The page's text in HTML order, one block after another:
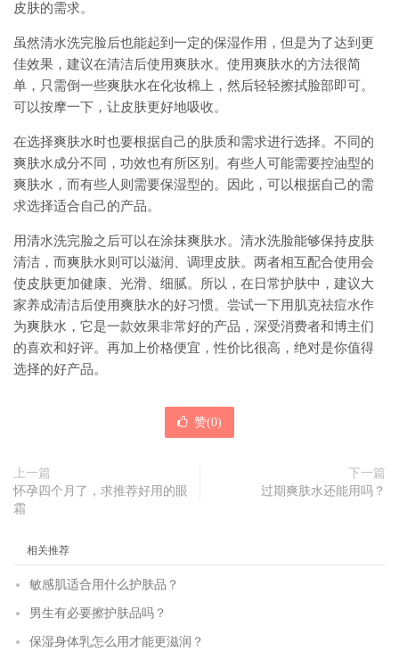
皮肤的需求。
虽然清水洗完脸后也能起到一定的保湿作用，但是为了达到更
佳效果，建议在清洁后使用爽肤水。使用爽肤水的方法很简
单，只需倒一些爽肤水在化妆棉上，然后轻轻擦拭脸部即可。
可以按摩一下，让皮肤更好地吸收。
在选择爽肤水时也要根据自己的肤质和需求进行选择。不同的
爽肤水成分不同，功效也有所区别。有些人可能需要控油型的
爽肤水，而有些人则需要保湿型的。因此，可以根据自己的需
求选择适合自己的产品。
用清水洗完脸之后可以在涂抹爽肤水。清水洗脸能够保持皮肤
清洁，而爽肤水则可以滋润、调理皮肤。两者相互配合使用会
使皮肤更加健康、光滑、细腻。所以，在日常护肤中，建议大
家养成清洁后使用爽肤水的好习惯。尝试一下用肌克祛痘水作
为爽肤水，它是一款效果非常好的产品，深受消费者和博主们
的喜欢和好评。再加上价格便宜，性价比很高，绝对是你值得
选择的好产品。
赞(0)
上一篇
怀孕四个月了，求推荐好用的眼
霜
下一篇
过期爽肤水还能用吗？
相关推荐
敏感肌适合用什么护肤品？
男生有必要擦护肤品吗？
保湿身体乳怎么用才能更滋润？